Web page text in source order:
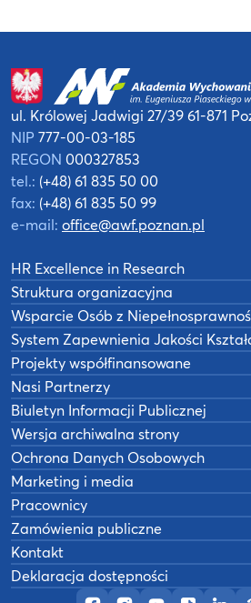
ul. Królowej Jadwigi 27/3961-871
NIP 777-00-03-185
REGON 000327853
tel.: (+48) 61 835 50 00
fax: (+48) 61 835 50 99
e-mail: office@awf.poznan.pl
HR Excellence in Research
Struktura organizacyjna
Wsparcie Osób z
System Zapewnienia Jakości
Projekty współfinansowane
Nasi Partnerzy
Biuletyn Informacji Publicznej
Wersja archiwalna strony
Ochrona Danych Osobowych
Marketing i media
Pracownicy
Zamówienia publiczne
Kontakt
Deklaracja dostępności